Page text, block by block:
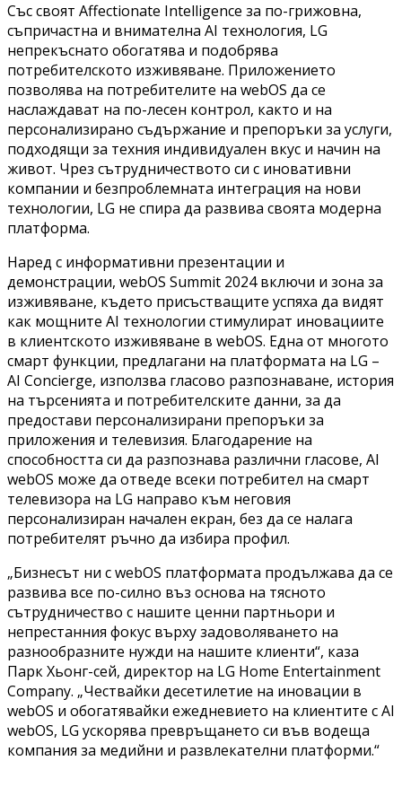
Със своят Affectionate Intelligence за по-грижовна,
съпричастна и внимателна AI технология, LG
непрекъснато обогатява и подобрява
потребителското изживяване. Приложението
позволява на потребителите на webOS да се
наслаждават на по-лесен контрол, както и на
персонализирано съдържание и препоръки за услуги,
подходящи за техния индивидуален вкус и начин на
живот. Чрез сътрудничеството си с иновативни
компании и безпроблемната интеграция на нови
технологии, LG не спира да развива своята модерна
платформа.
Наред с информативни презентации и
демонстрации, webOS Summit 2024 включи и зона за
изживяване, където присъстващите успяха да видят
как мощните AI технологии стимулират иновациите
в клиентското изживяване в webOS. Една от многото
смарт функции, предлагани на платформата на LG –
AI Concierge, използва гласово разпознаване, история
на търсенията и потребителските данни, за да
предостави персонализирани препоръки за
приложения и телевизия. Благодарение на
способността си да разпознава различни гласове, AI
webOS може да отведе всеки потребител на смарт
телевизора на LG направо към неговия
персонализиран начален екран, без да се налага
потребителят ръчно да избира профил.
„Бизнесът ни с webOS платформата продължава да се
развива все по-силно въз основа на тясното
сътрудничество с нашите ценни партньори и
непрестанния фокус върху задоволяването на
разнообразните нужди на нашите клиенти“, каза
Парк Хьонг-сей, директор на LG Home Entertainment
Company. „Чествайки десетилетие на иновации в
webOS и обогатявайки ежедневието на клиентите с AI
webOS, LG ускорява превръщането си във водеща
компания за медийни и развлекателни платформи.“